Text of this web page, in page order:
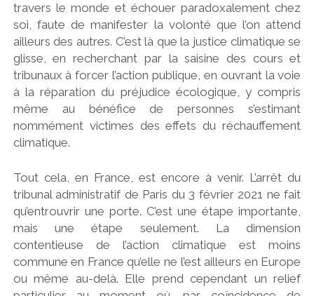
travers le monde et échouer paradoxalement chez
soi, faute de manifester la volonté que l’on attend
ailleurs des autres. C’est là que la justice climatique se
glisse, en recherchant par la saisine des cours et
tribunaux à forcer l’action publique, en ouvrant la voie
à la réparation du préjudice écologique, y compris
même au bénéfice de personnes s’estimant
nommément victimes des effets du réchauffement
climatique.
Tout cela, en France, est encore à venir. L’arrêt du
tribunal administratif de Paris du 3 février 2021 ne fait
qu’entrouvrir une porte. C’est une étape importante,
mais une étape seulement. La dimension
contentieuse de l’action climatique est moins
commune en France qu’elle ne l’est ailleurs en Europe
ou même au-delà. Elle prend cependant un relief